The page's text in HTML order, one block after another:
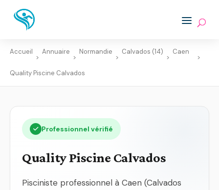
Accueil
>
Annuaire
>
Normandie
>
Calvados (14)
>
Caen
>
Quality Piscine Calvados
Professionnel vérifié
Quality Piscine Calvados
Pisciniste professionnel à Caen (Calvados